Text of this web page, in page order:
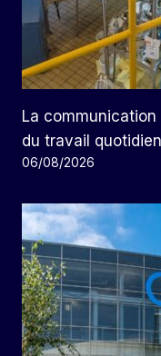
La
du travail
06/08/2026